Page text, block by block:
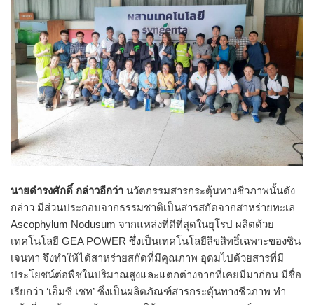
นายดำรงศักดิ์ กล่าวอีกว่า นวัตกรรมสารกระตุ้นทางชีวภาพนั้นดัง
กล่าว มีส่วนประกอบจากธรรมชาติเป็นสารสกัดจากสาหร่ายทะเล
Ascophylum Nodusum จากแหล่งที่ดีที่สุดในยุโรป ผลิตด้วย
เทคโนโลยี GEA POWER ซึ่งเป็นเทคโนโลยีลิขสิทธิ์เฉพาะของซิน
เจนทา จึงทำให้ได้สาหร่ายสกัดที่มีคุณภาพ อุดมไปด้วยสารที่มี
ประโยชน์ต่อพืชในปริมาณสูงและแตกต่างจากที่เคยมีมาก่อน มีชื่อ
เรียกว่า ‘เอ็มซี เซท’ ซึ่งเป็นผลิตภัณฑ์สารกระตุ้นทางชีวภาพ ทำ